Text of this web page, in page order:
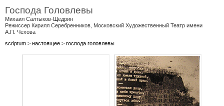
Господа Головлевы
Михаил Салтыков-Щедрин
Режиссер Кирилл Серебрeнников, Московский Художественный Театр имени
А.П. Чехова
scriptum > настоящее > господа головлевы